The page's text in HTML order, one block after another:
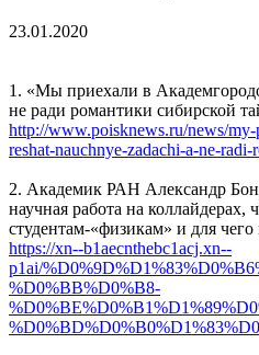
23.01.2020
1. «Мы приехали в
не ради романтики сибирской
http://www.poisknews.ru/news/
reshat-nauchnye-zadachi-a-ne-
2. Академик РАН Александр
научная работа на коллайдерах,
студентам-«физикам» и для
https://xn--b1aecnthebc1acj.xn--
p1ai/
%D0%BB%D0%B8-